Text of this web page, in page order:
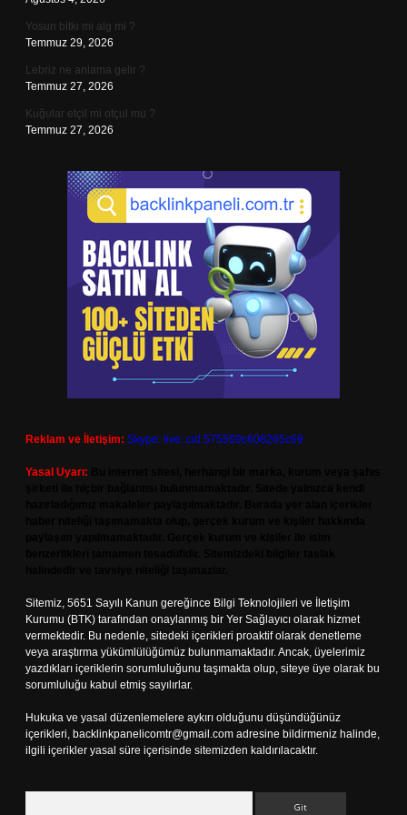
Yosun bitki mi alg mi ?
Temmuz 29, 2026
Lebriz ne anlama gelir ?
Temmuz 27, 2026
Kuğular etçil mi otçul mu ?
Temmuz 27, 2026
Reklam ve İletişim: Skype: live:.cid.575569c608265c69
Yasal Uyarı:
Sitemiz, 5651 Sayılı Kanun gereğince Bilgi Teknolojileri ve İletişim
Kurumu (BTK) tarafından onaylanmış bir Yer Sağlayıcı olarak hizmet
vermektedir. Bu nedenle, sitedeki içerikleri proaktif olarak denetleme
veya araştırma yükümlülüğümüz bulunmamaktadır. Ancak, üyelerimiz
yazdıkları içeriklerin sorumluluğunu taşımakta olup, siteye üye olarak bu
sorumluluğu kabul etmiş sayılırlar.
Hukuka ve yasal düzenlemelere aykırı olduğunu düşündüğünüz
içerikleri, backlinkpanelicomtr@gmail.com adresine bildirmeniz halinde,
ilgili içerikler yasal süre içerisinde sitemizden kaldırılacaktır.